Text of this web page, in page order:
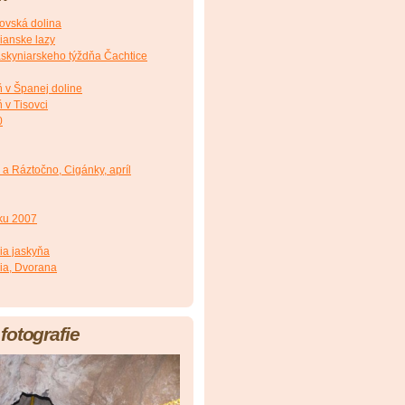
dolina
lazy
týždňa Čachtice
v Španej doline
v Tisovci
Ráztočno, Cigánky, apríl
2007
jaskyňa
Dvorana